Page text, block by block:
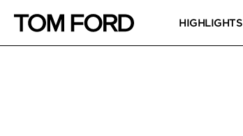
HIGHLIGHTS